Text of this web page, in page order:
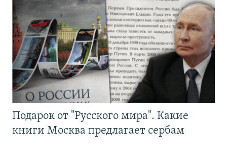
Подарок от "Русского мира". Какие
книги Москва предлагает сербам